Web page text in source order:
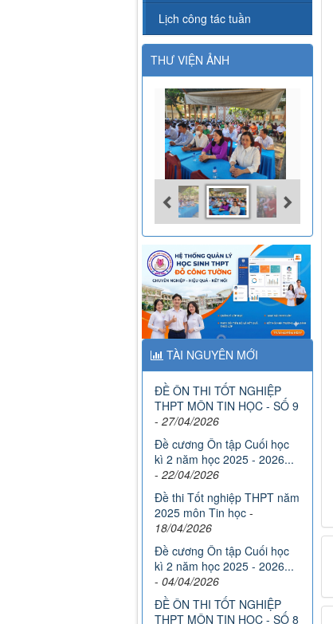
Lịch công tác tuần
THƯ VIỆN ẢNH
TÀI NGUYÊN MỚI
ĐỀ ÔN THI TỐT NGHIỆP
THPT MÔN TIN HỌC - SỐ 9
- 27/04/2026
Đề cương Ôn tập Cuối học
kì 2 năm học 2025 - 2026...
- 22/04/2026
Đề thi Tốt nghiệp THPT năm
2025 môn Tin học -
18/04/2026
Đề cương Ôn tập Cuối học
kì 2 năm học 2025 - 2026...
- 04/04/2026
ĐỀ ÔN THI TỐT NGHIỆP
THPT MÔN TIN HỌC - SỐ 8